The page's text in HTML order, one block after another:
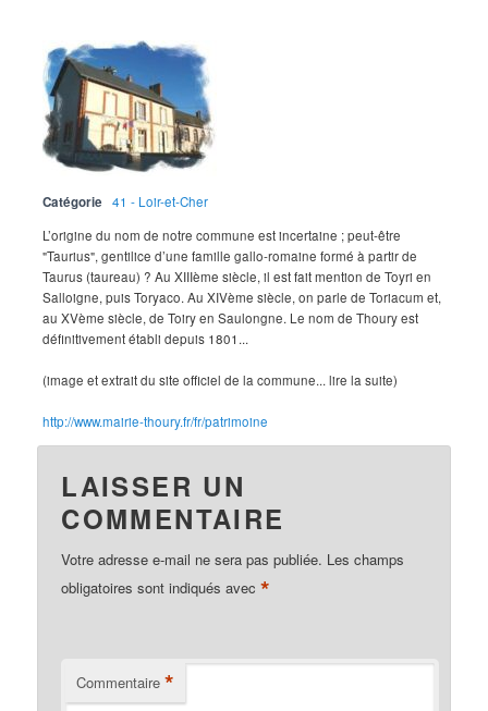
Catégorie
41 - Loir-et-Cher
L’origine du nom de notre commune est incertaine ; peut-être
"Taurius", gentilice d’une famille gallo-romaine formé à partir de
Taurus (taureau) ? Au XIIIème siècle, il est fait mention de Toyri en
Salloigne, puis Toryaco. Au XIVème siècle, on parle de Toriacum et,
au XVème siècle, de Toiry en Saulongne. Le nom de Thoury est
définitivement établi depuis 1801...
(image et extrait du site officiel de la commune... lire la suite)
http://www.mairie-thoury.fr/fr/patrimoine
LAISSER UN
COMMENTAIRE
Votre adresse e-mail ne sera pas publiée. Les champs
obligatoires sont indiqués avec*
Commentaire *